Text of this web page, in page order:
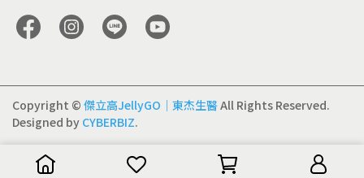
Copyright © 傑立高JellyGO｜東杰生醫All Rights Reserved.
Designed by CYBERBIZ.